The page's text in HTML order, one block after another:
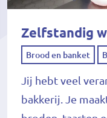
Zelfstandig
Brood en banket
Jij hebt veel
bakkerij. Je